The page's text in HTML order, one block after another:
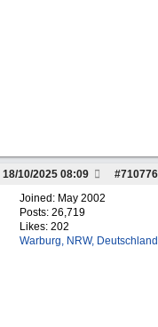
#710776
18/10/2025 08:09
Joined: May 2002
Posts: 26,719
Likes: 202
Warburg, NRW, Deutschland